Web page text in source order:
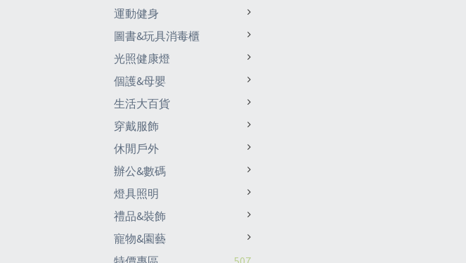
運動健身
圖書&玩具消毒櫃
光照健康燈
個護&母嬰
生活大百貨
穿戴服飾
休閒戶外
辦公&數碼
燈具照明
禮品&裝飾
寵物&園藝